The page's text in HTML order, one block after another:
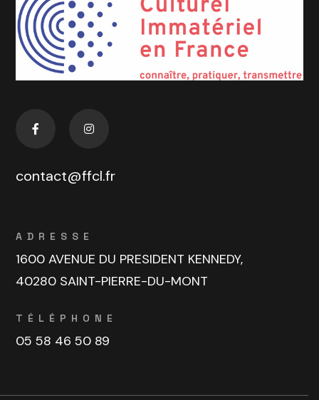
contact@ffcl.fr
ADRESSE
1600 AVENUE DU PRESIDENT KENNEDY,
40280 SAINT-PIERRE-DU-MONT
TÉLÉPHONE
05 58 46 50 89